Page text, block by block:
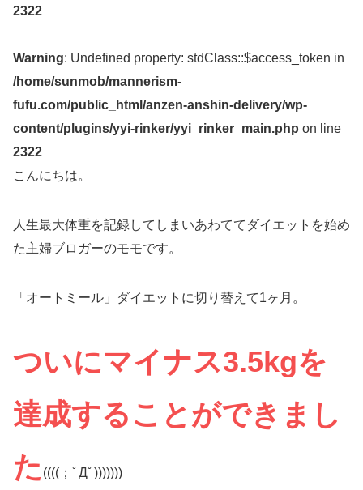
2322
Warning: Undefined property: stdClass::$access_token in
/home/sunmob/mannerism-
fufu.com/public_html/anzen-anshin-delivery/wp-
content/plugins/yyi-rinker/yyi_rinker_main.php on line
2322
こんにちは。
人生最大体重を記録してしまいあわててダイエットを始め
た主婦ブロガーのモモです。
「オートミール」ダイエットに切り替えて1ヶ月。
ついにマイナス3.5kgを
達成することができまし
た ((((；ﾟДﾟ)))))))